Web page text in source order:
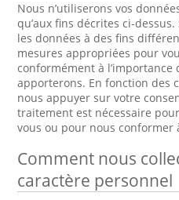
Nous n’utiliserons vos
qu’aux fins décrites ci-
les données à des fins
mesures appropriées pour
conformément à
apporterons. En fonction des
nous appuyer sur votre
traitement est nécessaire
vous ou pour nous conformer
Comment nous
caractère personnel